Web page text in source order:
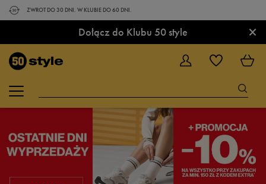
ZWROT DO 30 DNI. W KLUBIE DO 60 DNI.
Dołącz do Klubu 50 style ×